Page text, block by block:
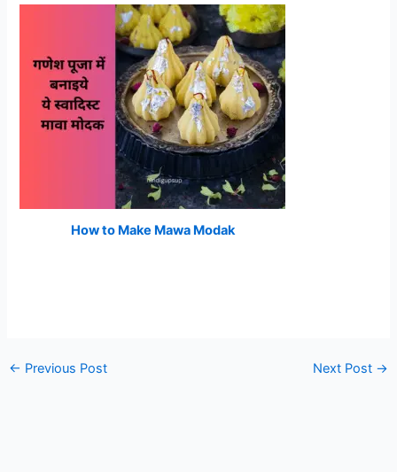
How to Make Mawa Modak
← Previous Post Next Post →